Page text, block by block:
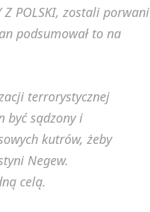
POLSKI, zostali porwani
podsumował to na
terrorystycznej
być sądzony i
kutrów, żeby
Negew.
celą.